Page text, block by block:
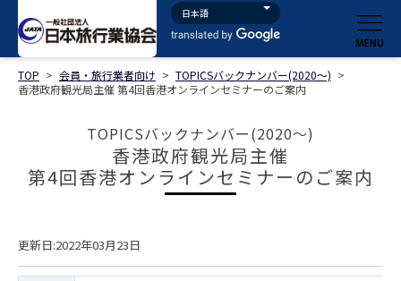
TOP > 会員・旅行業者向け > TOPICSバックナンバー(2020～) >
香港政府観光局主催 第4回香港オンラインセミナーのご案内
TOPICSバックナンバー(2020～)
香港政府観光局主催
第4回香港オンラインセミナーのご案内
更新日:2022年03月23日